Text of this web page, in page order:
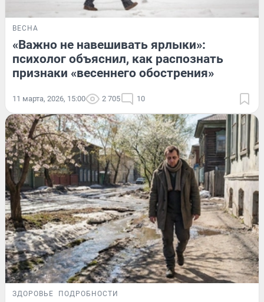
ВЕСНА
«Важно не навешивать ярлыки»:
психолог объяснил, как распознать
признаки «весеннего обострения»
11 марта, 2026, 15:00 2 705 10
ЗДОРОВЬЕ ПОДРОБНОСТИ